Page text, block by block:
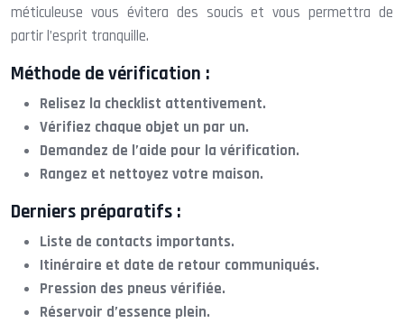
méticuleuse vous évitera des soucis et vous permettra de
partir l’esprit tranquille.
Méthode de vérification :
Relisez la checklist attentivement.
Vérifiez chaque objet un par un.
Demandez de l’aide pour la vérification.
Rangez et nettoyez votre maison.
Derniers préparatifs :
Liste de contacts importants.
Itinéraire et date de retour communiqués.
Pression des pneus vérifiée.
Réservoir d’essence plein.